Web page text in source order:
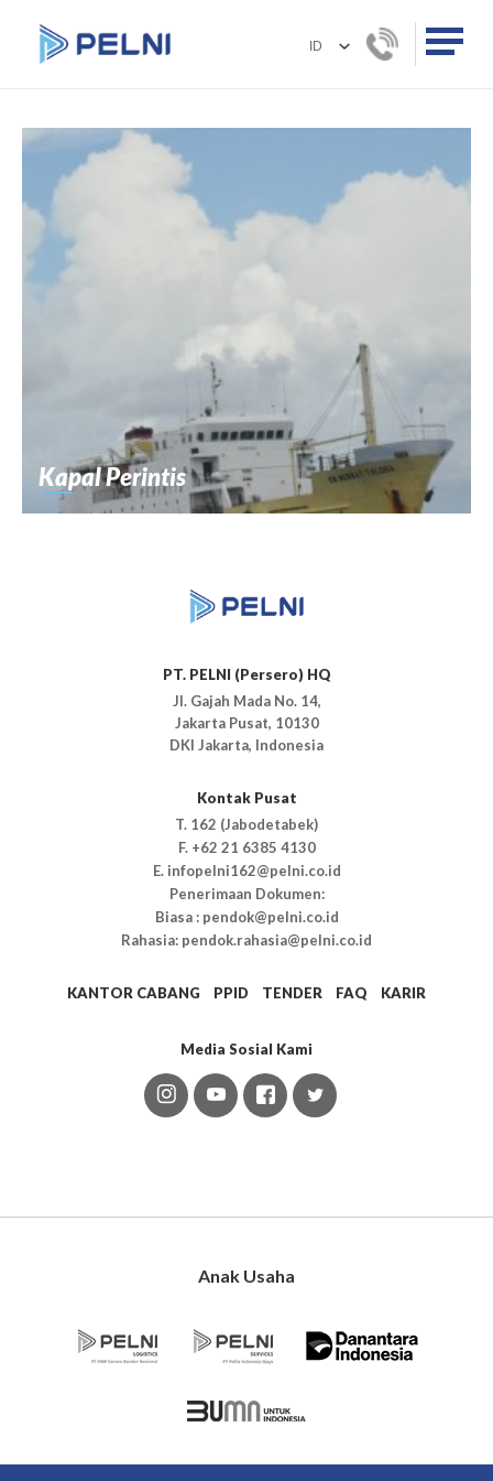
Kapal Perintis
PT. PELNI (Persero) HQ
Jl. Gajah Mada No. 14,
Jakarta Pusat, 10130
DKI Jakarta, Indonesia
Kontak Pusat
T. 162 (Jabodetabek)
F. +62 21 6385 4130
E. infopelni162@pelni.co.id
Penerimaan Dokumen:
Biasa : pendok@pelni.co.id
Rahasia: pendok.rahasia@pelni.co.id
KANTOR CABANG PPID TENDER FAQ KARIR
Media Sosial Kami
Anak Usaha